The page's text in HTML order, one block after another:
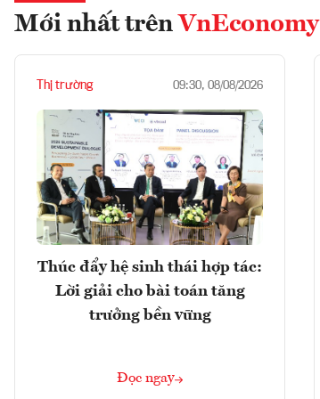
Mới nhất trên VnEconomy
Thị trường 09:30, 08/08/2026
Thúc đẩy hệ sinh thái hợp tác:
Lời giải cho bài toán tăng
trưởng bền vững
Đọc ngay